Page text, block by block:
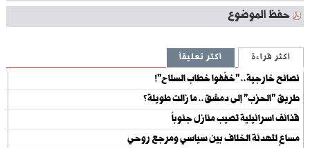
حفظ الموضوع
أكثر قراءة أكثر تعليقاً
نصائح خارجية.. "خفّفوا خطاب السلاح"!
طريق "الحزب" إلى دمشق.. ما زالت طويلة؟
قذائف اسرائيلية تصيب منازل جنوباً
مساعٍ لتهدئة الخلاف بين سياسي ومرجع روحي